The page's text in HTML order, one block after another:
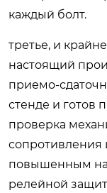
каждый болт.
третье, и
настоящий
приемо-
стенде и готов
проверка
сопротивления
повышенным
релейной